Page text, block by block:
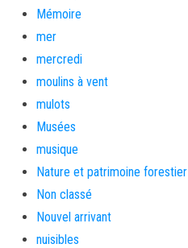
Mémoire
mer
mercredi
moulins à vent
mulots
Musées
musique
Nature et patrimoine forestier
Non classé
Nouvel arrivant
nuisibles